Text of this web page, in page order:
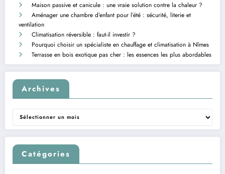
Maison passive et canicule : une vraie solution contre la chaleur ?
Aménager une chambre d’enfant pour l’été : sécurité, literie et
ventilation
Climatisation réversible : faut-il investir ?
Pourquoi choisir un spécialiste en chauffage et climatisation à Nîmes
Terrasse en bois exotique pas cher : les essences les plus abordables
Archives
Archives
Catégories